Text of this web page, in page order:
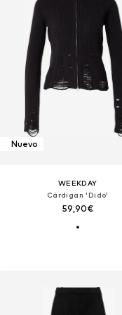
Nuevo
WEEKDAY
Cárdigan 'Dido'
59,90€